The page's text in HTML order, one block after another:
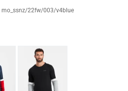
mo_ssnz/22fw/003/v4blue